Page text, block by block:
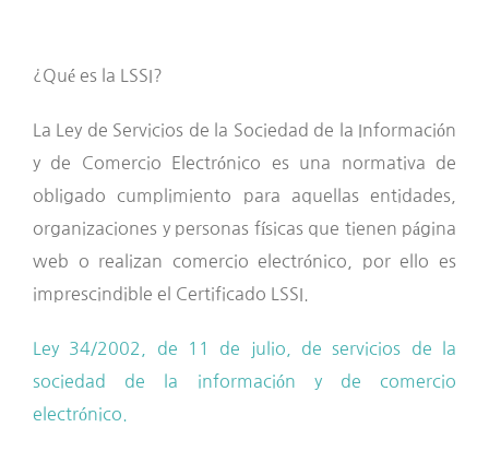
¿Qué es la LSSI?
La Ley de Servicios de la Sociedad de la Información
y de Comercio Electrónico es una normativa de
obligado cumplimiento para aquellas entidades,
organizaciones y personas físicas que tienen página
web o realizan comercio electrónico, por ello es
imprescindible el Certificado LSSI.
Ley 34/2002, de 11 de julio, de servicios de la
sociedad de la información y de comercio
electrónico.